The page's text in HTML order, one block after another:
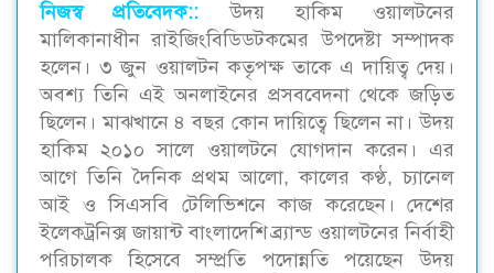
নিজস্ব প্রতিবেদক:: উদয় হাকিম ওয়ালটনের
মালিকানাধীন রাইজিংবিডিডটকমের উপদেষ্টা সম্পাদক
হলেন। ৩ জুন ওয়ালটন কতৃপক্ষ তাকে এ দায়িত্ব দেয়।
অবশ্য তিনি এই অনলাইনের প্রসববেদনা থেকে জড়িত
ছিলেন। মাঝখানে ৪ বছর কোন দায়িত্বে ছিলেন না। উদয়
হাকিম ২০১০ সালে ওয়ালটনে যোগদান করেন। এর
আগে তিনি দৈনিক প্রথম আলো, কালের কণ্ঠ, চ্যানেল
আই ও সিএসবি টেলিভিশনে কাজ করেছেন। দেশের
ইলেকট্রনিক্স জায়ান্ট বাংলাদেশি ব্র্যান্ড ওয়ালটনের নির্বাহী
পরিচালক হিসেবে সম্প্রতি পদোন্নতি পয়েছেন উদয়